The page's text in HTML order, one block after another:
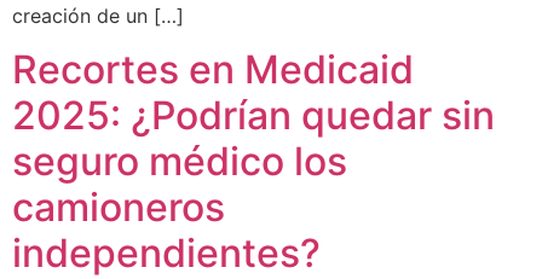
creación de un […]
Recortes en Medicaid
2025: ¿Podrían quedar sin
seguro médico los
camioneros
independientes?